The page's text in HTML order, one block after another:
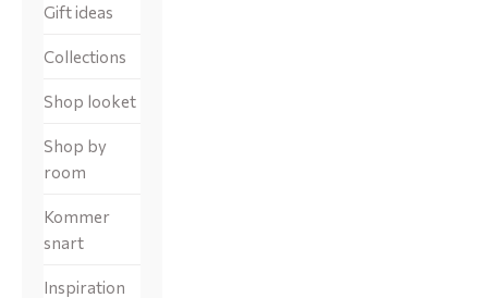
Gift ideas
Collections
Shop looket
Shop by
room
Kommer
snart
Inspiration